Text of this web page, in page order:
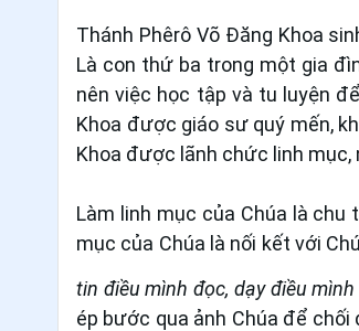
Thánh Phêrô Võ Đăng Khoa
Là con thứ ba trong một gia
nên việc học tập và tu luyện
Khoa được giáo sư quý mến,
Khoa được lãnh chức linh mục,
Làm linh mục của Chúa là
mục của Chúa là nối kết với
tin điều mình đọc, dạy điều
ép bước qua ảnh Chúa để chối